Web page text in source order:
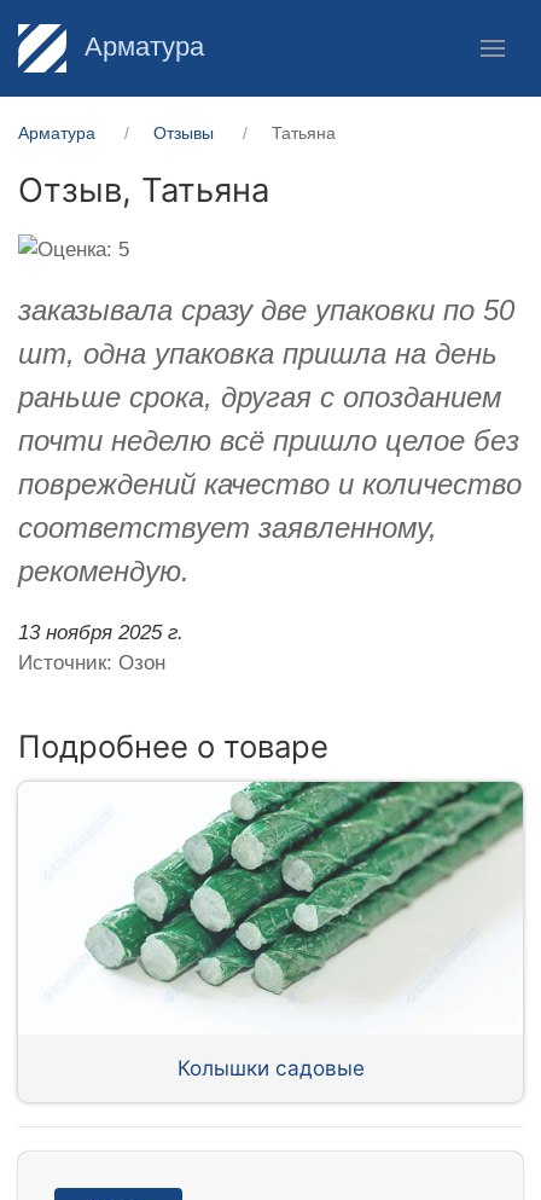
Арматура
Арматура Отзывы Татьяна
Отзыв, Татьяна
заказывала сразу две упаковки по 50
шт, одна упаковка пришла на день
раньше срока, другая с опозданием
почти неделю всё пришло целое без
повреждений качество и количество
соответствует заявленному,
рекомендую.
13 ноября 2025 г.
Источник: Озон
Подробнее о товаре
Колышки садовые